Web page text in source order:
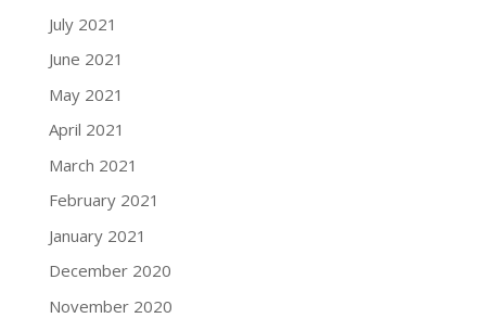
July 2021
June 2021
May 2021
April 2021
March 2021
February 2021
January 2021
December 2020
November 2020